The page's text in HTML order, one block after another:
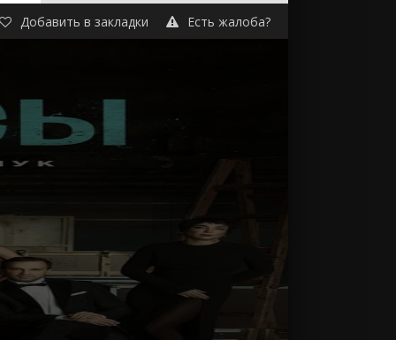
Добавить в закладки Есть жалоба?